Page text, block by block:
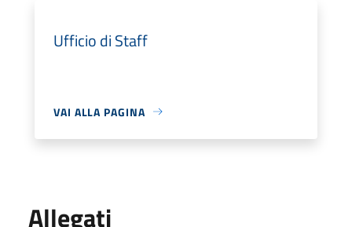
Ufficio di Staff
VAI ALLA PAGINA
Allegati